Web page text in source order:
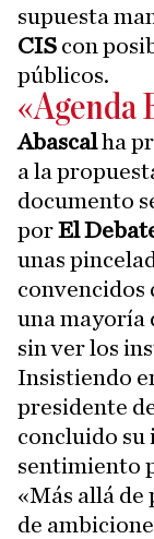
supuesta
CIS con
públicos.
«Agenda
Abascalha
a la
documento
porEl
unas
convencidos
una mayoría
sin ver los
Insistiendo
presidente
concluido su
sentimiento
«Más allá
de